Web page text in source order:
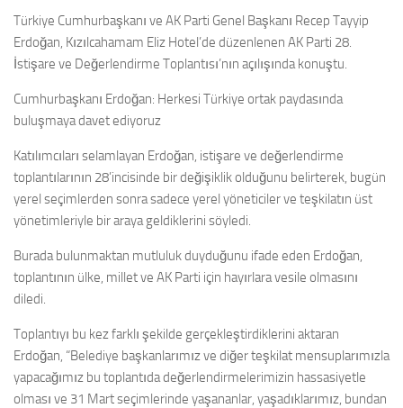
Türkiye Cumhurbaşkanı ve AK Parti Genel Başkanı Recep Tayyip
Erdoğan, Kızılcahamam Eliz Hotel’de düzenlenen AK Parti 28.
İstişare ve Değerlendirme Toplantısı’nın açılışında konuştu.
Cumhurbaşkanı Erdoğan: Herkesi Türkiye ortak paydasında
buluşmaya davet ediyoruz
Katılımcıları selamlayan Erdoğan, istişare ve değerlendirme
toplantılarının 28’incisinde bir değişiklik olduğunu belirterek, bugün
yerel seçimlerden sonra sadece yerel yöneticiler ve teşkilatın üst
yönetimleriyle bir araya geldiklerini söyledi.
Burada bulunmaktan mutluluk duyduğunu ifade eden Erdoğan,
toplantının ülke, millet ve AK Parti için hayırlara vesile olmasını
diledi.
Toplantıyı bu kez farklı şekilde gerçekleştirdiklerini aktaran
Erdoğan, “Belediye başkanlarımız ve diğer teşkilat mensuplarımızla
yapacağımız bu toplantıda değerlendirmelerimizin hassasiyetle
olması ve 31 Mart seçimlerinde yaşananlar, yaşadıklarımız, bundan